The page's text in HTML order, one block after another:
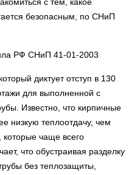
безопасным, по СНиП
РФ СНиП 41-01-2003
диктует отступ в 130
для выполненной с
Известно, что кирпичные
низкую теплоотдачу, чем
чаще всего
что обустраивая разделку
без теплозащиты,